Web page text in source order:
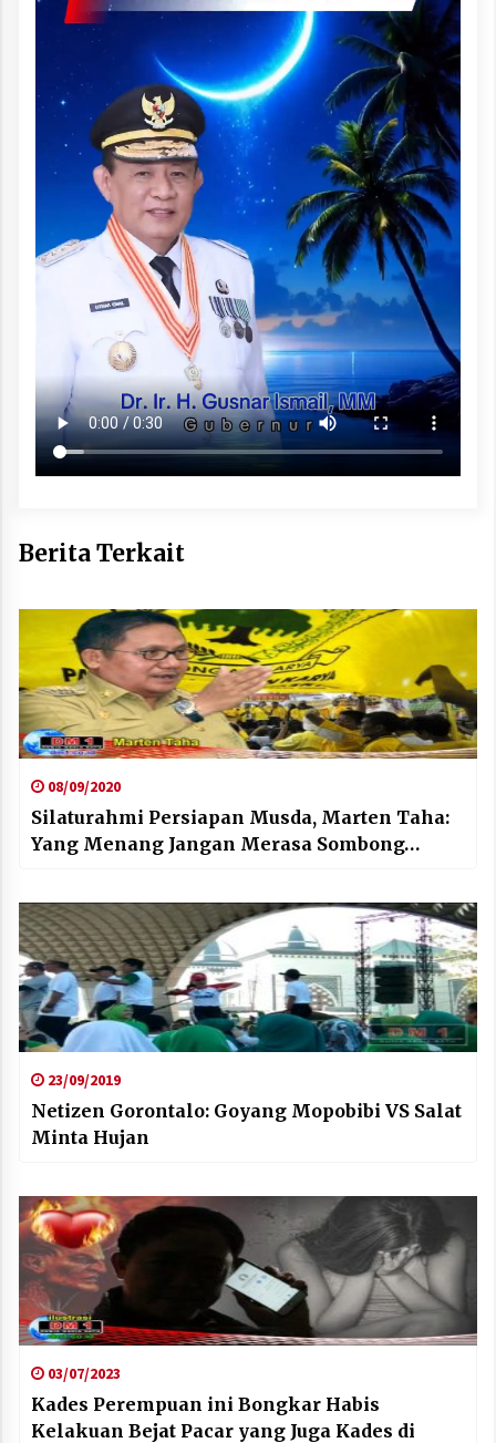
Berita Terkait
08/09/2020
Silaturahmi Persiapan Musda, Marten Taha:
Yang Menang Jangan Merasa Sombong…
23/09/2019
Netizen Gorontalo: Goyang Mopobibi VS Salat
Minta Hujan
03/07/2023
Kades Perempuan ini Bongkar Habis
Kelakuan Bejat Pacar yang Juga Kades di